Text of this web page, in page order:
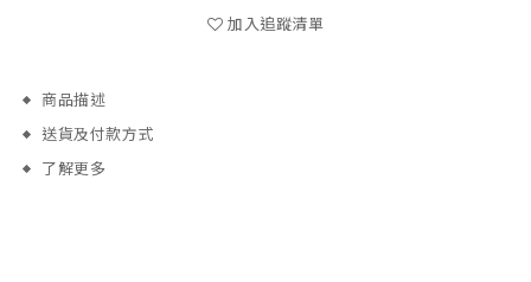
加入追蹤清單
商品描述
送貨及付款方式
了解更多